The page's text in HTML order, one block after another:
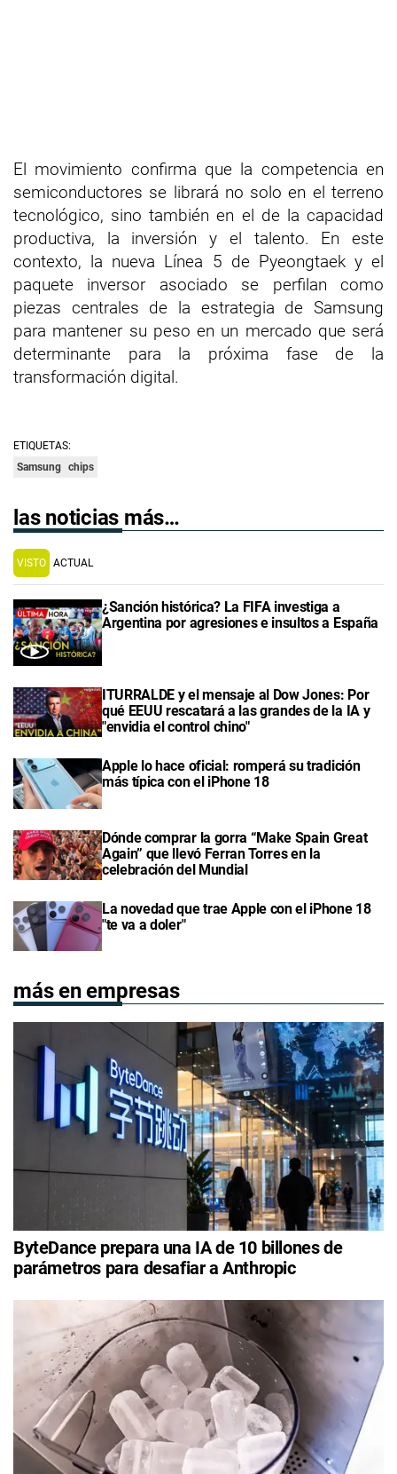
El movimiento confirma que la competencia en
semiconductores se librará no solo en el terreno
tecnológico, sino también en el de la capacidad
productiva, la inversión y el talento. En este
contexto, la nueva Línea 5 de Pyeongtaek y el
paquete inversor asociado se perfilan como
piezas centrales de la estrategia de Samsung
para mantener su peso en un mercado que será
determinante para la próxima fase de la
transformación digital.
ETIQUETAS:
Samsung chips
las noticias más…
VISTO ACTUAL
¿Sanción histórica? La FIFA investiga a
Argentina por agresiones e insultos a España
ITURRALDE y el mensaje al Dow Jones: Por
qué EEUU rescatará a las grandes de la IA y
"envidia el control chino"
Apple lo hace oficial: romperá su tradición
más típica con el iPhone 18
Dónde comprar la gorra “Make Spain Great
Again” que llevó Ferran Torres en la
celebración del Mundial
La novedad que trae Apple con el iPhone 18
"te va a doler"
más en empresas
ByteDance prepara una IA de 10 billones de
parámetros para desafiar a Anthropic